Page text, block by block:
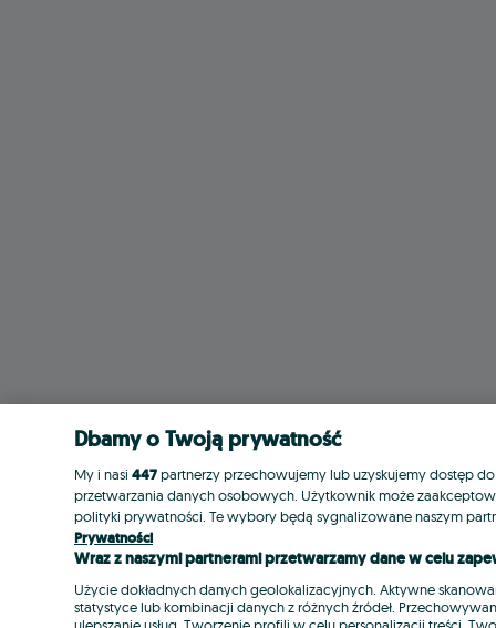
Dbamy o Twoją prywatność
My i nasi 447partnerzy przechowujemy lub uzyskujemy dostęp
przetwarzania danych osobowych. Użytkownik może
polityki prywatności. Te wybory będą sygnalizowane naszym
Prywatności
Wraz z naszymi partnerami przetwarzamy dane w celu
Użycie dokładnych danych geolokalizacyjnych. Aktywne
statystyce lub kombinacji danych z różnych źródeł.